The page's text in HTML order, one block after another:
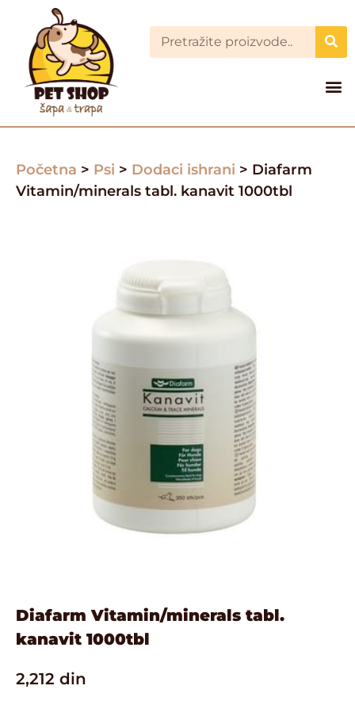
Početna > Psi > Dodaci ishrani > Diafarm
Vitamin/minerals tabl. kanavit 1000tbl
Diafarm Vitamin/minerals tabl.
kanavit 1000tbl
2,212 din